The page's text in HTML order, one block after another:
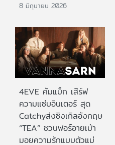
8 มิถุนายน 2026
4EVE คัมแบ็ก เสิร์ฟ
ความแซ่บอินเตอร์ สุด
Catchyส่งซิงเกิลอังกฤษ
“TEA” ชวนฟอร์อายเม้า
มอยความรักแบบตัวแม่